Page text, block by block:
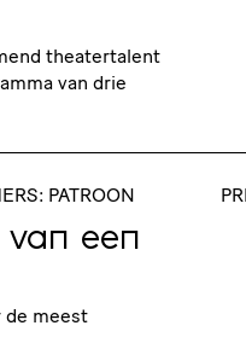
theatertalent
van drie
van een
PATROON
de meest